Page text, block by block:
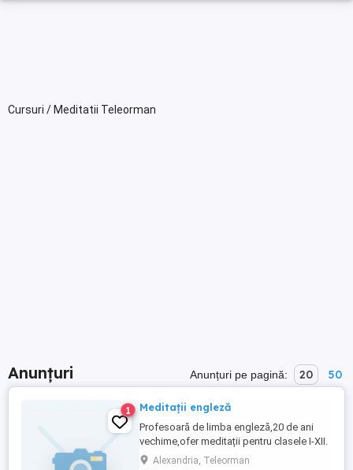
Cursuri / Meditatii Teleorman
Anunțuri Anunțuri pe pagină: 20 50
1 Meditații engleză
Profesoară de limba engleză,20 de ani
vechime,ofer meditații pentru clasele I-XII.
Cursurile sunt adaptate nivelului copiilor.
Alexandria, Teleorman